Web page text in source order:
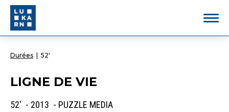
Durées 52'
LIGNE DE VIE
52' - 2013 - PUZZLE MEDIA